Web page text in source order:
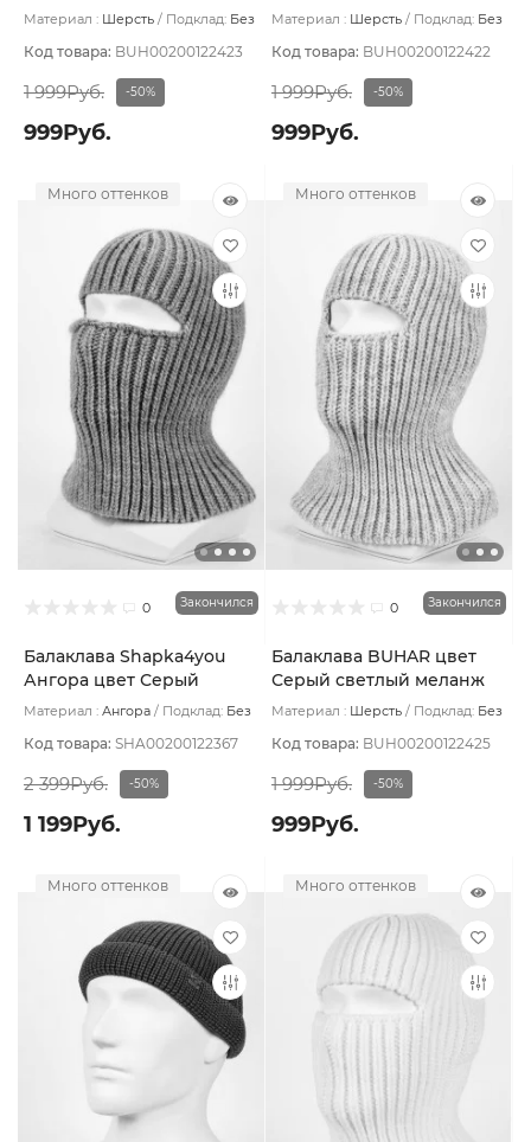
Материал : Шерсть Подклад: Без
Код товара: BUH00200122423
1 999Руб. -50%
999Руб.
Материал : Шерсть Подклад: Без
Код товара: BUH00200122422
1 999Руб. -50%
999Руб.
Много оттенков
0 Закончился
Балаклава Shapka4you
Ангора цвет Серый
светлый
Материал : Ангора Подклад: Без
Код товара: SHA00200122367
2 399Руб. -50%
1 199Руб.
Много оттенков
0 Закончился
Балаклава BUHAR цвет
Серый светлый меланж
Материал : Шерсть Подклад: Без
Код товара: BUH00200122425
1 999Руб. -50%
999Руб.
Много оттенков Много оттенков